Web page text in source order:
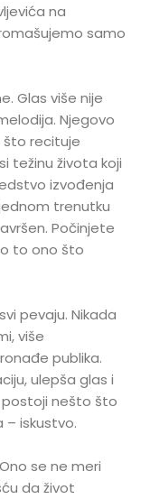
na
samo
Glas više nije
Njegovo
što recituje
težinu života koji
izvođenja
trenutku
Počinjete
to ono što
pevaju. Nikada
više
publika.
ulepša glas i
postoji nešto što
iskustvo.
se ne meri
da život